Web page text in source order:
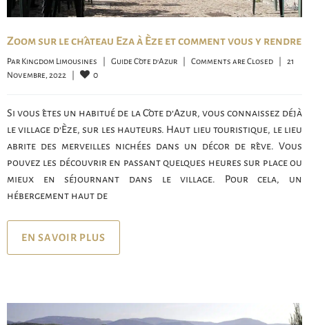
Zoom sur le château Eza à Èze et comment vous y rendre
Par Kingdom Limousines Guide Côte d'Azur Comments are Closed
21
Novembre, 2022
0
Si vous êtes un habitué de la Côte d’Azur, vous connaissez déjà
le village d’Èze, sur les hauteurs. Haut lieu touristique, le lieu
abrite des merveilles nichées dans un décor de rêve. Vous
pouvez les découvrir en passant quelques heures sur place ou
mieux en séjournant dans le village. Pour cela, un
hébergement haut de
EN SAVOIR PLUS